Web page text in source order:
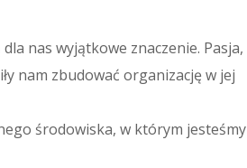
nas wyjątkowe znaczenie. Pasja,
nam zbudować organizację w jej
środowiska, w którym jesteśmy